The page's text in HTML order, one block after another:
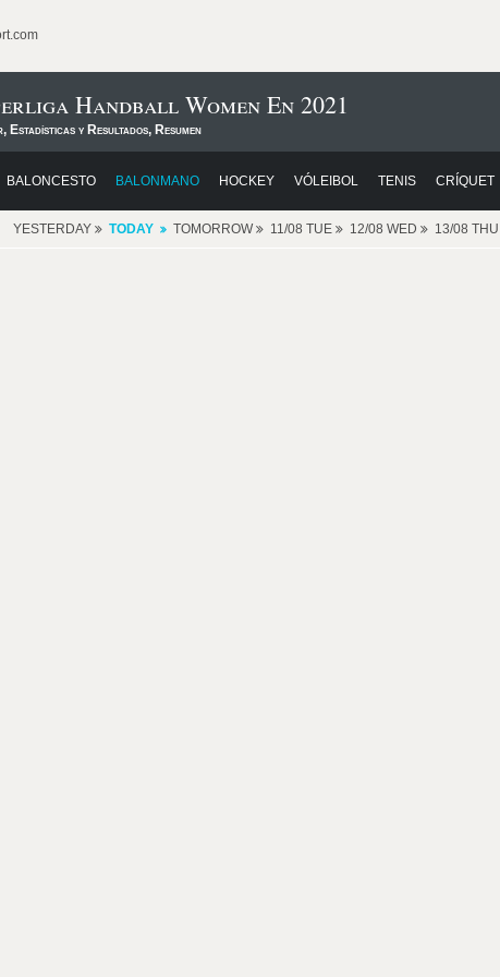
Handball Women En 2021
y Resultados, Resumen
BALONCESTO BALONMANO HOCKEY VÓLEIBOL TENIS CRÍQUET
YESTERDAY TODAY TOMORROW 11/08 TUE 12/08 WED 13/08 THU